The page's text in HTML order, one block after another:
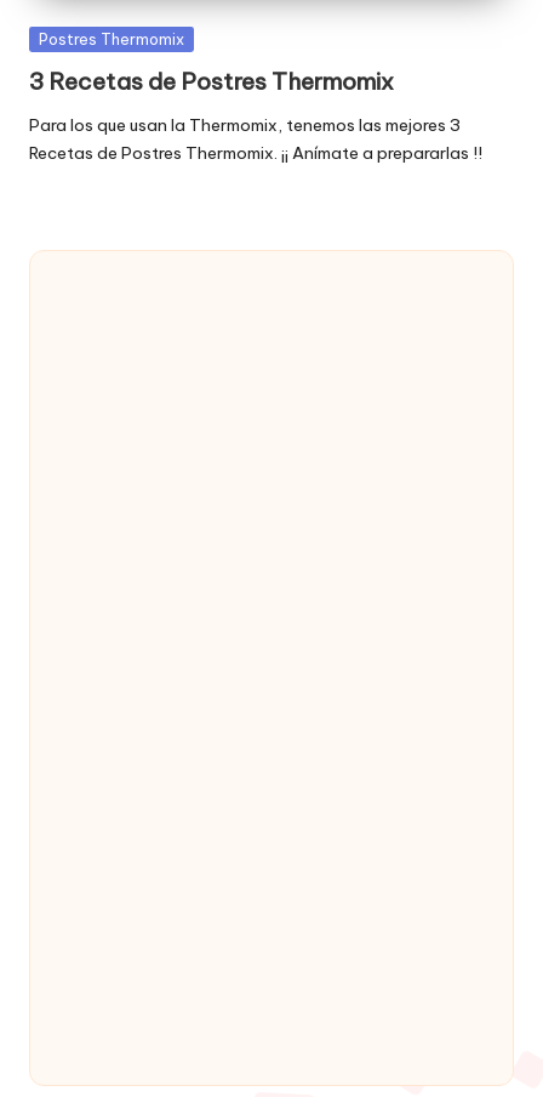
Publicada
Postres Thermomix
3 Recetas de Postres Thermomix
Para los que usan la Thermomix, tenemos las mejores 3
Recetas de Postres Thermomix. ¡¡ Anímate a prepararlas !!